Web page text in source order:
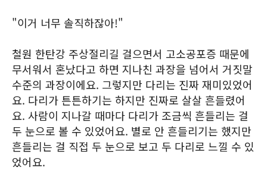
"이거 너무 솔직하잖아!"
철원 한탄강 주상절리길 걸으면서 고소공포증 때문에
무서워서 혼났다고 하면 지나친 과장을 넘어서 거짓말
수준의 과장이에요. 그렇지만 다리는 진짜 재미있었어
요. 다리가 튼튼하기는 하지만 진짜로 살살 흔들렸어
요. 사람이 지나갈 때마다 다리가 조금씩 흔들리는 걸
두 눈으로 볼 수 있었어요. 별로 안 흔들리기는 했지만
흔들리는 걸 직접 두 눈으로 보고 두 다리로 느낄 수 있
었어요.